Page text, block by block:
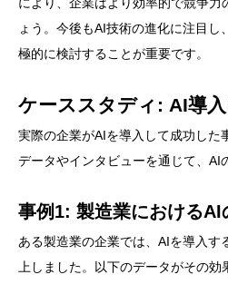
ょう。今後もAI技術の進化に注目
極的に検討することが重要です。
ケーススタディ: AI導
実際の企業がAIを導入して成功した
データやインタビューを通じて、AI
事例1: 製造業におけるAI
ある製造業の企業では、AIを導入す
上しました。以下のデータがその効